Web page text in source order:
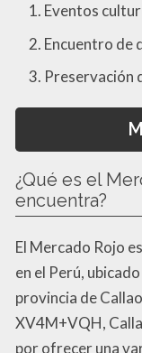
Eventos
Encuentro de
Preservación
¿Qué es el
encuentra?
El Mercado Rojo
en el Perú,
provincia de
XV4M+VQH,
por ofrecer una